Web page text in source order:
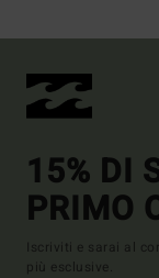
15% DI
PRIMO
Iscriviti e sarai al
più esclusive.